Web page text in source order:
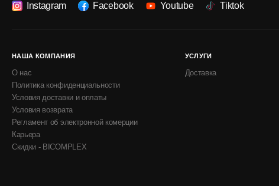
Instagram Facebook Youtube Tiktok
НАША КОМПАНИЯ
О нас
Политика конфиденциальности
Условия доставки и оплаты
Условия возврата
Регламент об электронной комерции
Карьера
Скидки - BICOMPLEX
УСЛУГИ
Доставка